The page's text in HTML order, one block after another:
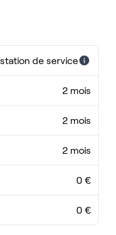
de service
2 mois
2 mois
2 mois
0 €
0 €